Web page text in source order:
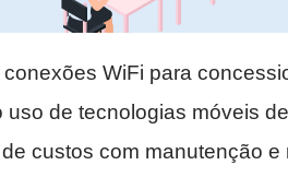
WiFi para
uso de tecnologias móveis
custos com manutenção